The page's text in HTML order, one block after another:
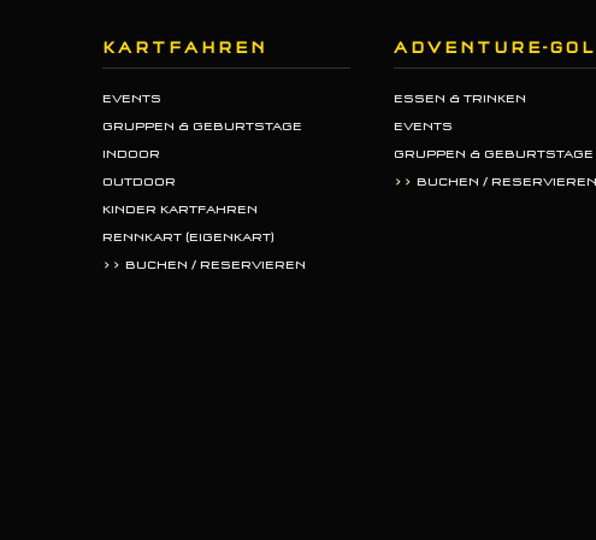
KARTFAHREN
EVENTS
GRUPPEN & GEBURTSTAGE
INDOOR
OUTDOOR
KINDER KARTFAHREN
RENNKART (EIGENKART)
>> BUCHEN / RESERVIEREN
ADVENTURE-
ESSEN & TRINKEN
EVENTS
GRUPPEN & GEBURTSTAGE
>> BUCHEN / RESERVIEREN